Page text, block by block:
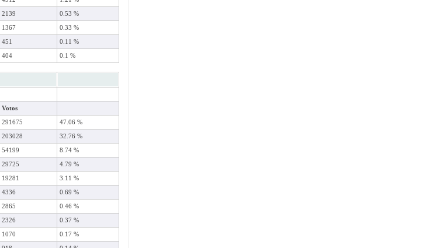
2139 0.53 %
1367 0.33 %
451 0.11 %
404 0.1 %
Votos
291675 47.06 %
203028 32.76 %
54199 8.74 %
29725 4.79 %
19281 3.11 %
4336 0.69 %
2865 0.46 %
2326 0.37 %
1070 0.17 %